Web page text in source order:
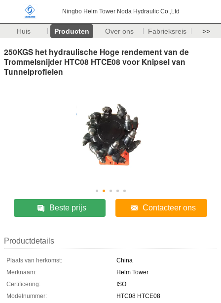
Ningbo Helm Tower Noda Hydraulic Co.,Ltd
Huis Producten Over ons Fabrieksreis >>
250KGS het hydraulische Hoge rendement van de
Trommelsnijder HTC08 HTCE08 voor Knipsel van
Tunnelprofielen
Beste prijs Contacteer ons
Productdetails
Plaats van herkomst:
China
Merknaam:
Helm Tower
Certificering:
ISO
Modelnummer:
HTC08 HTCE08